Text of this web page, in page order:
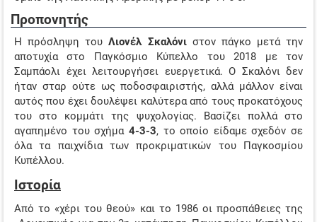
Προπονητής
Η πρόσληψη τουΛιονέλ Σκαλόνιστον πάγκο μετά την
αποτυχία στο Παγκόσμιο Κύπελλο του 2018 με τον
Σαμπάολι έχει λειτουργήσει ευεργετικά. Ο Σκαλόνι δεν
ήταν σταρ ούτε ως ποδοσφαιριστής, αλλά μάλλον είναι
αυτός που έχει δουλέψει καλύτερα από τους προκατόχους
του στο κομμάτι της ψυχολογίας. Βασίζει πολλά στο
αγαπημένο του σχήμα 4-3-3, το οποίο είδαμε σχεδόν σε
όλα τα παιχνίδια των προκριματικών του Παγκοσμίου
Κυπέλλου.
Ιστορία
Από το «χέρι του θεού» και το 1986 οι προσπάθειες της